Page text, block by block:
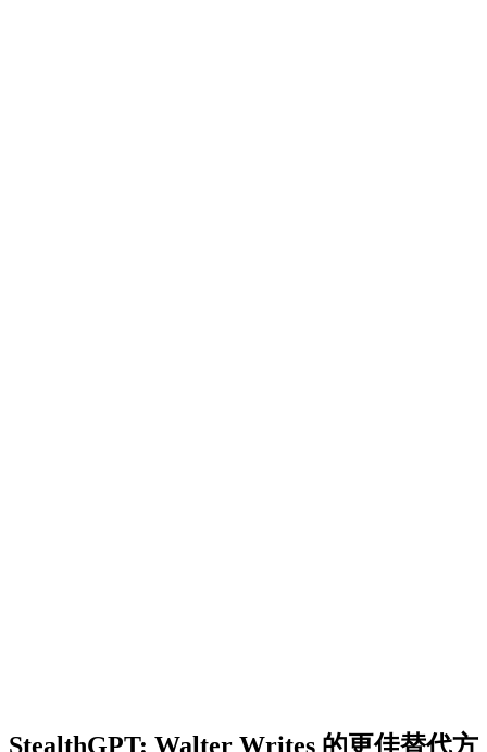
StealthGPT: Walter Writes 的更佳替代方